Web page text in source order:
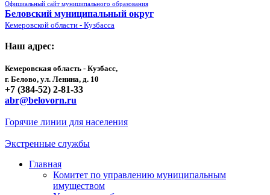
Официальный сайт муниципального образования
Беловский муниципальный округ
Кемеровской области - Кузбасса
Наш адрес:
Кемеровская область - Кузбасс,
г. Белово, ул. Ленина, д. 10
+7 (384-52) 2-81-33
abr@belovorn.ru
Горячие линии для населения
Экстренные службы
Главная
Комитет по управлению муниципальным
имуществом